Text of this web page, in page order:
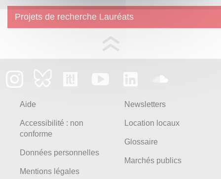
Projets de recherche Lauréats
Aide
Accessibilité : non
conforme
Données personnelles
Mentions légales
Newsletters
Location locaux
Glossaire
Marchés publics